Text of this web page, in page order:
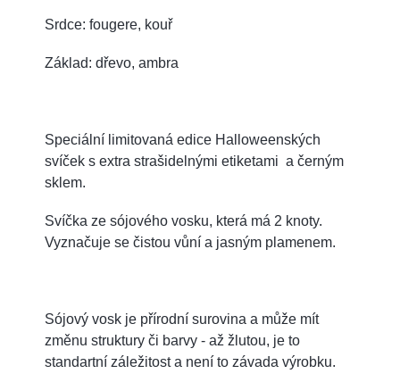
Srdce: fougere, kouř
Základ: dřevo, ambra
Speciální limitovaná edice Halloweenských
svíček s extra strašidelnými etiketami a černým
sklem.
Svíčka ze sójového vosku, která má 2 knoty.
Vyznačuje se čistou vůní a jasným plamenem.
Sójový vosk je přírodní surovina a může mít
změnu struktury či barvy - až žlutou, je to
standartní záležitost a není to závada výrobku.